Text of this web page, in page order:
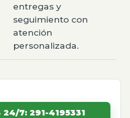
entregas y
seguimiento con
atención
personalizada.
24/7: 291-4195331